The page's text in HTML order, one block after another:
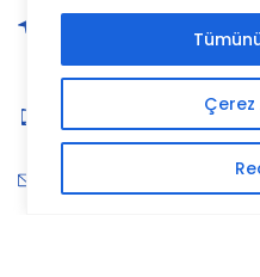
Çerez
Hukukçular Sitesi Kat:3
Mecidiyeköy / İstanbul
0(212) 216 82 05